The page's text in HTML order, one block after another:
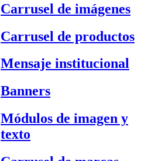
Carrusel de imágenes
Carrusel de productos
Mensaje institucional
Banners
Módulos de imagen y
texto